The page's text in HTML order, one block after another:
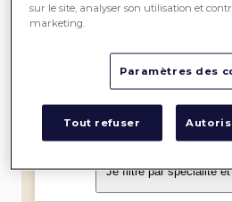
ME
Dans un rayon
Je filtre par spécialité
sur le site, analyser son utilisation et
marketing.
Paramètres des
Tout refuser